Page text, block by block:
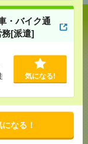
・バイク通
務[派遣]
気になる!
なる！
動車ディー
気になる！
ク通勤OK＊